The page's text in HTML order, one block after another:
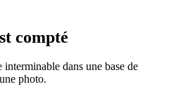
compté
interminable dans une base de
photo.